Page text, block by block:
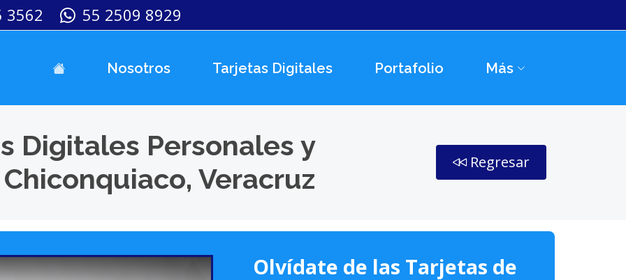
3562 55 2509 8929
Nosotros Tarjetas Digitales Portafolio Más
Digitales Personales y
Veracruz
Regresar
Olvídate de las Tarjetas de